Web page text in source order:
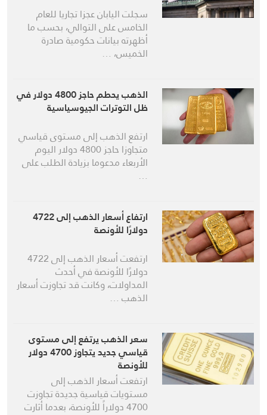
سجلت اليابان عجزا تجاريا للعام
الخامس على التوالي، بحسب ما
أظهرته بيانات حكومية صادرة
الخميس، …
الذهب يحطم حاجز 4800 دولار في
ظل التوترات الجيوسياسية
ارتفع الذهب إلى مستوى قياسي
متجاوزا حاجز 4800 دولار اليوم
الأربعاء مدعوما بزيادة الطلب على
…
ارتفاع ​أسعار الذهب​ إلى 4722
دولارًا للأونصة
ارتفعت ​أسعار الذهب​ إلى 4722
دولارًا للأونصة في أحدث
المداولات، وكانت قد تجاوزت أسعار
الذهب …
سعر الذهب يرتفع إلى مستوى
قياسي جديد يتجاوز 4700 دولار
للأونصة
ارتفعت أسعار الذهب إلى
مستويات قياسية جديدة تجاوزت
4700 دولاراً للأونصة، بعدما أثارت